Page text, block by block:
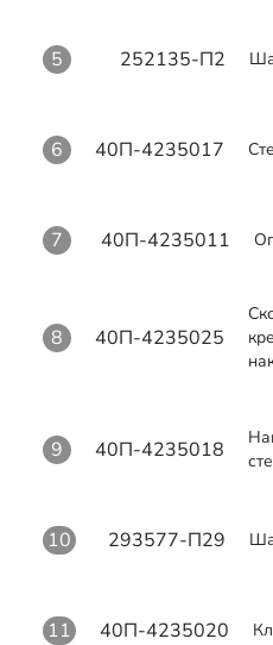
5 252135-П2
6 40П-4235017
7 40П-4235011
8 40П-4235025
9 40П-4235018
10 293577-П29
11 40П-4235020